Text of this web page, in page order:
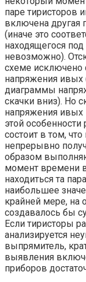
паре тиристоров
включена другая
(иначе это
находящегося
невозможно).
схеме исключено
напряжения ивых
диаграммы
скачки вниз). Но
напряжения ивых
этой
состоит в том,
непрерывно
образом
момент времени
находиться та
наибольшее
крайней мере, на
создавалось бы
Если тиристоры
анализируется
выпрямитель,
выявления
приборов